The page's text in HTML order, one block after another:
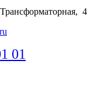
4
01